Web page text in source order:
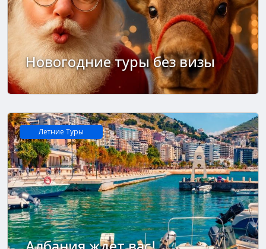
Новогодние туры без визы
Летние Tуры